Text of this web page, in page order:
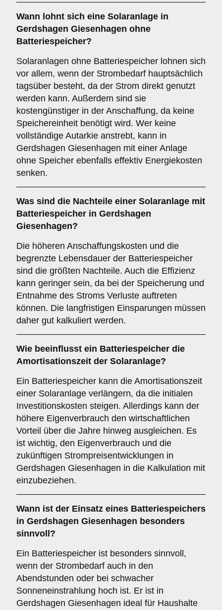
Wann lohnt sich eine Solaranlage in
Gerdshagen Giesenhagen ohne
Batteriespeicher?
Solaranlagen ohne Batteriespeicher lohnen sich
vor allem, wenn der Strombedarf hauptsächlich
tagsüber besteht, da der Strom direkt genutzt
werden kann. Außerdem sind sie
kostengünstiger in der Anschaffung, da keine
Speichereinheit benötigt wird. Wer keine
vollständige Autarkie anstrebt, kann in
Gerdshagen Giesenhagen mit einer Anlage
ohne Speicher ebenfalls effektiv Energiekosten
senken.
Was sind die Nachteile einer Solaranlage mit
Batteriespeicher in Gerdshagen
Giesenhagen?
Die höheren Anschaffungskosten und die
begrenzte Lebensdauer der Batteriespeicher
sind die größten Nachteile. Auch die Effizienz
kann geringer sein, da bei der Speicherung und
Entnahme des Stroms Verluste auftreten
können. Die langfristigen Einsparungen müssen
daher gut kalkuliert werden.
Wie beeinflusst ein Batteriespeicher die
Amortisationszeit der Solaranlage?
Ein Batteriespeicher kann die Amortisationszeit
einer Solaranlage verlängern, da die initialen
Investitionskosten steigen. Allerdings kann der
höhere Eigenverbrauch den wirtschaftlichen
Vorteil über die Jahre hinweg ausgleichen. Es
ist wichtig, den Eigenverbrauch und die
zukünftigen Strompreisentwicklungen in
Gerdshagen Giesenhagen in die Kalkulation mit
einzubeziehen.
Wann ist der Einsatz eines Batteriespeichers
in Gerdshagen Giesenhagen besonders
sinnvoll?
Ein Batteriespeicher ist besonders sinnvoll,
wenn der Strombedarf auch in den
Abendstunden oder bei schwacher
Sonneneinstrahlung hoch ist. Er ist in
Gerdshagen Giesenhagen ideal für Haushalte